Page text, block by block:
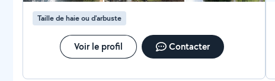
Taille de haie ou d'arbuste
Voir le profil Contacter